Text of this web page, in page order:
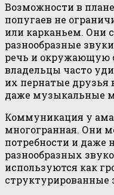
Возможности в
попугаев не
или карканьем. Они
разнообразные
речь и окружающую
владельцы часто
их пернатые друзья
даже музыкальные
Коммуникация у
многогранная. Они
потребности и даже
разнообразных
используются как
структурированные